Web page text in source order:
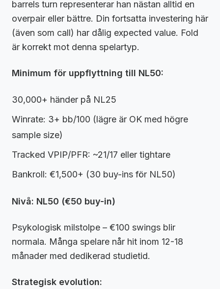
barrels turn representerar han nästan alltid en
overpair eller bättre. Din fortsatta investering här
(även som call) har dålig expected value. Fold
är korrekt mot denna spelartyp.
Minimum för uppflyttning till NL50:
30,000+ händer på NL25
Winrate: 3+ bb/100 (lägre är OK med högre
sample size)
Tracked VPIP/PFR: ~21/17 eller tightare
Bankroll: €1,500+ (30 buy-ins för NL50)
Nivå: NL50 (€50 buy-in)
Psykologisk milstolpe – €100 swings blir
normala. Många spelare når hit inom 12-18
månader med dedikerad studietid.
Strategisk evolution: